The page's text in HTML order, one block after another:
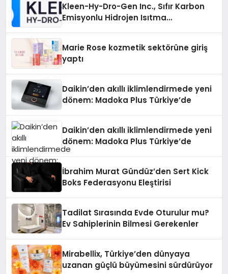
Kleen-Hy-Dro-Gen Inc., Sıfır Karbon
Emisyonlu Hidrojen Isıtma
Marie Rose kozmetik sektörüne giriş
yaptı
Daikin’den akıllı iklimlendirmede yeni
dönem: Madoka Plus Türkiye’de
Daikin’den akıllı iklimlendirmede yeni
dönem: Madoka Plus Türkiye’de
İbrahim Murat Gündüz’den Sert Kick
Boks Federasyonu Eleştirisi
Tadilat Sırasında Evde Oturulur mu?
Ev Sahiplerinin Bilmesi Gerekenler
Mirabellix, Türkiye’den dünyaya
uzanan güçlü büyümesini sürdürüyor